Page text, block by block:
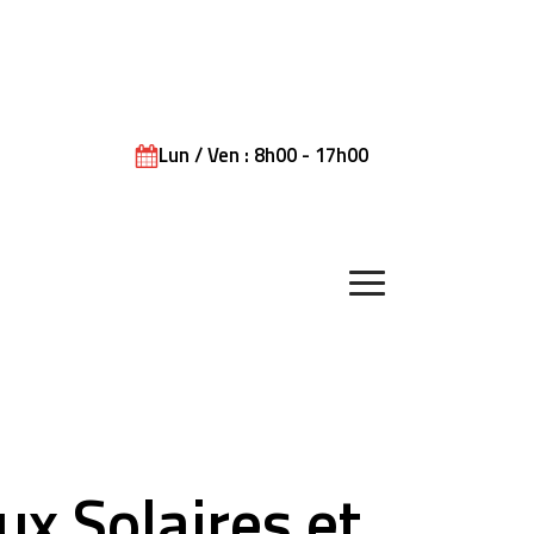
Lun / Ven : 8h00 - 17h00